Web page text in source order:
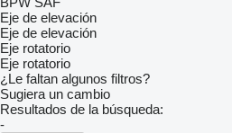
Eje de elevación
Eje de elevación
Eje rotatorio
Eje rotatorio
¿Le faltan algunos filtros?
Sugiera un cambio
Resultados de la búsqueda:
-